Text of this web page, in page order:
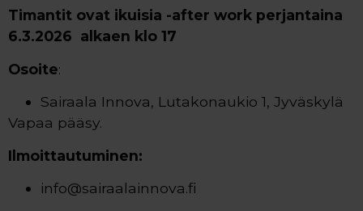
Timantit ovat ikuisia -after work perjantaina
6.3.2026 alkaen klo 17
Osoite:
Sairaala Innova, Lutakonaukio 1, Jyväskylä
Vapaa pääsy.
Ilmoittautuminen:
info@sairaalainnova.fi